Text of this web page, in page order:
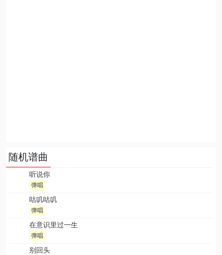
随机谱曲
听说你
弹唱
咕叽咕叽
弹唱
在意识里过一生
弹唱
别回头